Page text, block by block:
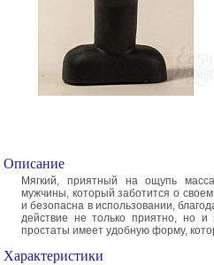
Описание
Мягкий, приятный на ощупь
мужчины, который заботится о
и безопасна в использовании,
действие не только приятно, но
простаты имеет удобную форму,
Характеристики